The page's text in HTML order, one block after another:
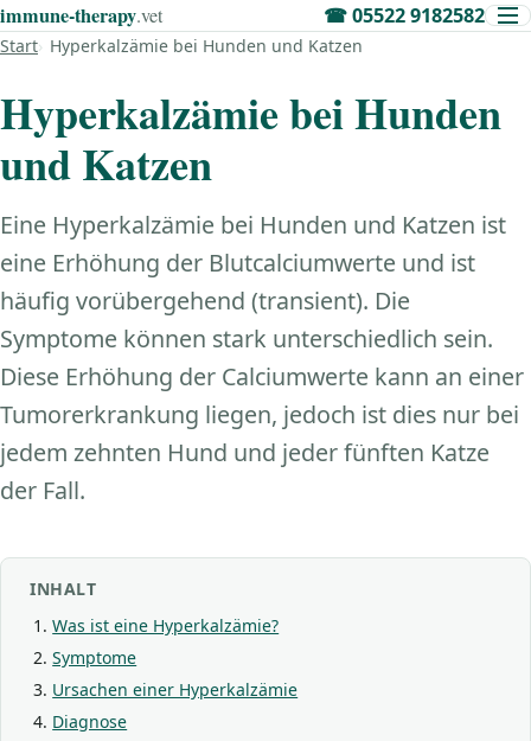
immune‑therapy.vet ☎05522 9182582
Start Hyperkalzämie bei Hunden und Katzen
Hyperkalzämie bei Hunden
und Katzen
Eine Hyperkalzämie bei Hunden und Katzen ist
eine Erhöhung der Blutcalciumwerte und ist
häufig vorübergehend (transient). Die
Symptome können stark unterschiedlich sein.
Diese Erhöhung der Calciumwerte kann an einer
Tumorerkrankung liegen, jedoch ist dies nur bei
jedem zehnten Hund und jeder fünften Katze
der Fall.
INHALT
Was ist eine Hyperkalzämie?
Symptome
Ursachen einer Hyperkalzämie
Diagnose